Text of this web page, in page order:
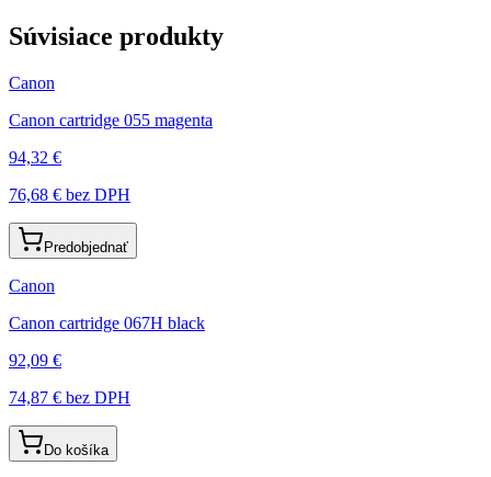
Súvisiace produkty
Canon
Canon cartridge 055 magenta
94,32 €
76,68 € bez DPH
Predobjednať
Canon
Canon cartridge 067H black
92,09 €
74,87 € bez DPH
Do košíka